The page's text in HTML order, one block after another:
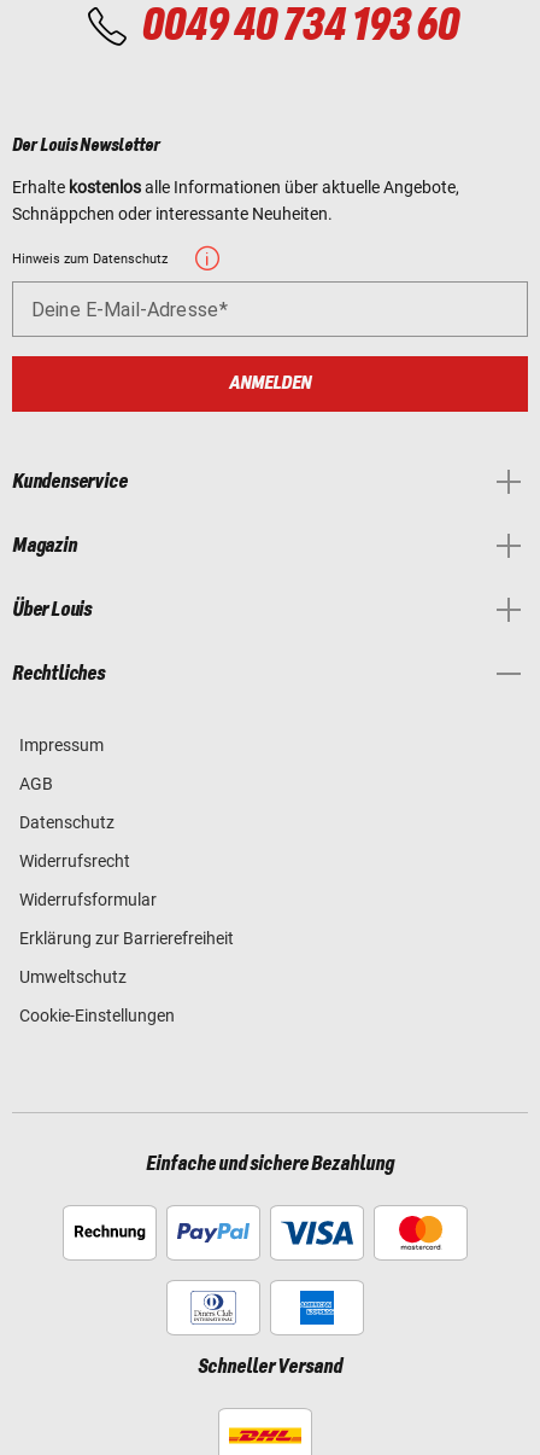
0049 40 734 193 60
Der Louis Newsletter
Erhalte kostenlosalle Informationen über aktuelle Angebote,
Schnäppchen oder interessante Neuheiten.
Hinweis zum Datenschutz
Deine E-Mail-Adresse
ANMELDEN
Kundenservice
Magazin
Über Louis
Rechtliches
Impressum
AGB
Datenschutz
Widerrufsrecht
Widerrufsformular
Erklärung zur Barrierefreiheit
Umweltschutz
Cookie-Einstellungen
Einfache und sichere Bezahlung
Schneller Versand